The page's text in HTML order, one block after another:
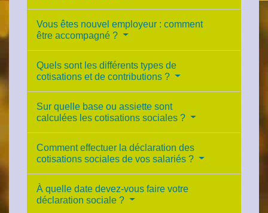
Vous êtes nouvel employeur : comment
être accompagné ?
Quels sont les différents types de
cotisations et de contributions ?
Sur quelle base ou assiette sont
calculées les cotisations sociales ?
Comment effectuer la déclaration des
cotisations sociales de vos salariés ?
À quelle date devez-vous faire votre
déclaration sociale ?